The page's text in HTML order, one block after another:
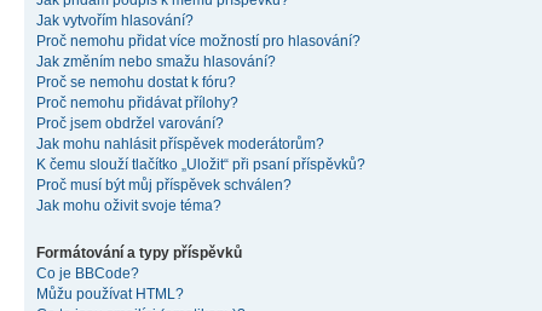
Jak vytvořím hlasování?
Proč nemohu přidat více možností pro hlasování?
Jak změním nebo smažu hlasování?
Proč se nemohu dostat k fóru?
Proč nemohu přidávat přílohy?
Proč jsem obdržel varování?
Jak mohu nahlásit příspěvek moderátorům?
K čemu slouží tlačítko „Uložit“ při psaní příspěvků?
Proč musí být můj příspěvek schválen?
Jak mohu oživit svoje téma?
Formátování a typy příspěvků
Co je BBCode?
Můžu používat HTML?